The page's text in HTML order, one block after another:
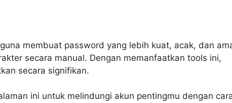
membuat password yang lebih kuat, acak, dan
secara manual. Dengan memanfaatkan tools ini,
secara signifikan.
ini untuk melindungi akun pentingmu dengan